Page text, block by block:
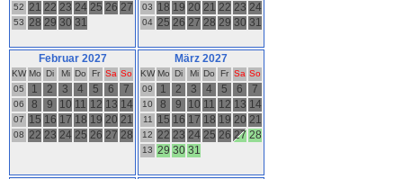
52 21 22 23 24 25 26 27
53 28 29 30 31
03 18 19 20 21 22 23 24
04 25 26 27 28 29 30 31
Februar 2027
KW Mo Di Mi Do Fr Sa So
05
1 2 3 4 5 6 7
06 8 9 10 11 12 13 14
07 15 16 17 18 19 20 21
08 22 23 24 25 26 27 28
März 2027
KW Mo Di Mi Do Fr Sa So
09
1 2 3 4 5 6 7
10 8 9 10 11 12 13 14
11 15 16 17 18 19 20 21
12 22 23 24 25 26 27 28
13 29 30 31